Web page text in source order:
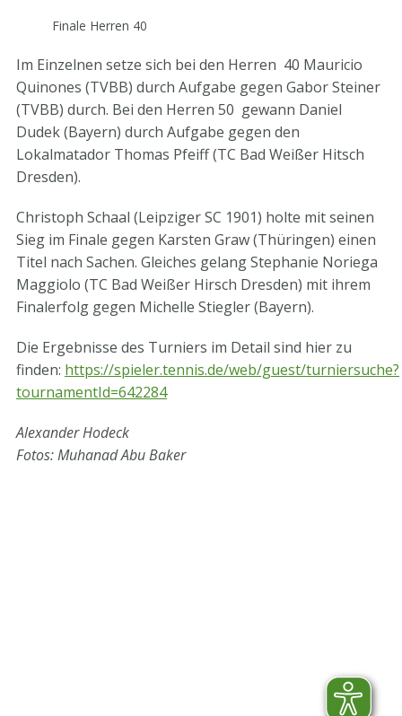
Finale Herren 40
Im Einzelnen setze sich bei den Herren 40 Mauricio
Quinones (TVBB) durch Aufgabe gegen Gabor Steiner
(TVBB) durch. Bei den Herren 50 gewann Daniel
Dudek (Bayern) durch Aufgabe gegen den
Lokalmatador Thomas Pfeiff (TC Bad Weißer Hitsch
Dresden).
Christoph Schaal (Leipziger SC 1901) holte mit seinen
Sieg im Finale gegen Karsten Graw (Thüringen) einen
Titel nach Sachen. Gleiches gelang Stephanie Noriega
Maggiolo (TC Bad Weißer Hirsch Dresden) mit ihrem
Finalerfolg gegen Michelle Stiegler (Bayern).
Die Ergebnisse des Turniers im Detail sind hier zu
finden: https://spieler.tennis.de/web/guest/turniersuche?
tournamentId=642284
Alexander Hodeck
Fotos: Muhanad Abu Baker